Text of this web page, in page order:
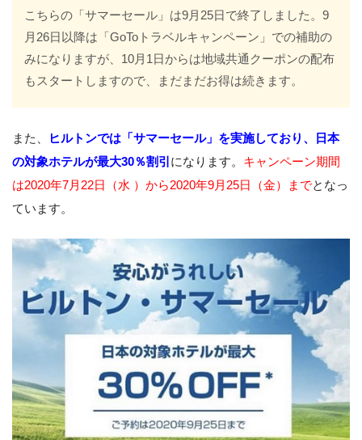
こちらの「サマーセール」は9月25日で終了しました。9
月26日以降は「GoToトラベルキャンペーン」での補助の
みになりますが、10月1日からは地域共通クーポンの配布
もスタートしますので、まだまだお得は続きます。
また、
ヒルトンでは「サマーセール」を実施しており、日本
の対象ホテルが最大30％割引 になります。 キャンペーン期間
は2020年7月22日（水 ）から2020年9月25日（金）までとなっ
ています。